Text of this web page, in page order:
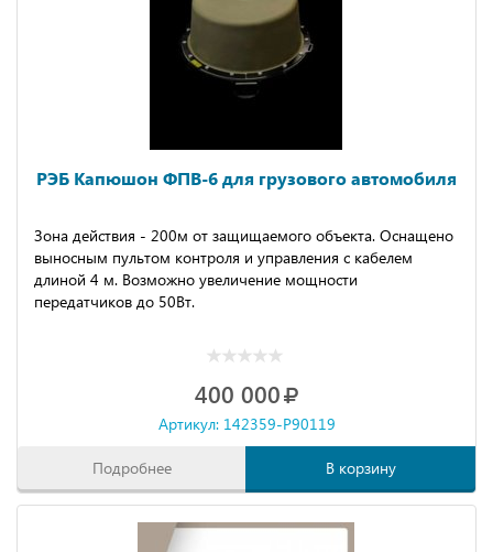
РЭБ Капюшон ФПВ-6 для грузового автомобиля
Зона действия - 200м от защищаемого объекта. Оснащено
выносным пультом контроля и управления с кабелем
длиной 4 м. Возможно увеличение мощности
передатчиков до 50Вт.
400 000
Артикул: 142359-P90119
Подробнее В корзину